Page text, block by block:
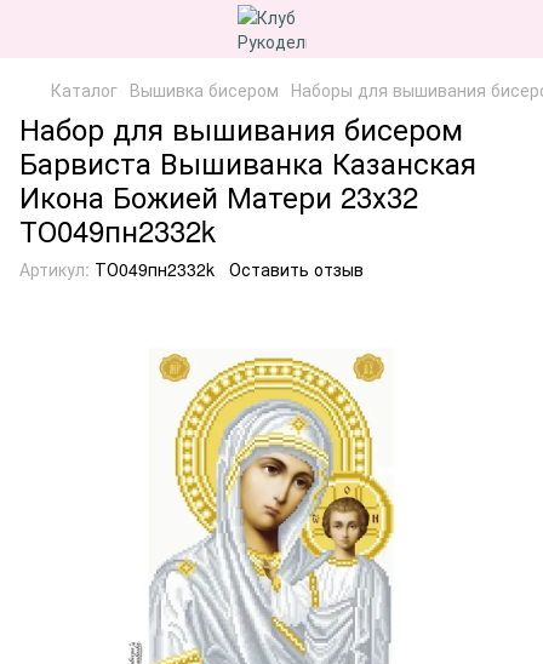
Каталог Вышивка бисером Наборы для вышивания
Набор для вышивания бисером
Барвиста Вышиванка Казанская
Икона Божией Матери 23х32
ТО049пн2332k
Артикул: ТО049пн2332k Оставить отзыв